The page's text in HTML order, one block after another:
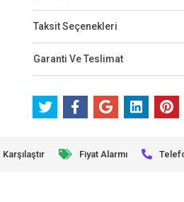
Taksit Seçenekleri
Garanti Ve Teslimat
Karşılaştır Fiyat Alarmı